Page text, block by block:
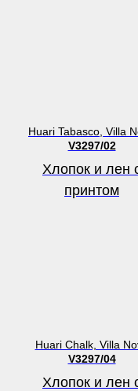
Huari Tabasco, Villa
V3297/02
Хлопок и лен
принтом
Huari Chalk, Villa
V3297/04
Хлопок и лен